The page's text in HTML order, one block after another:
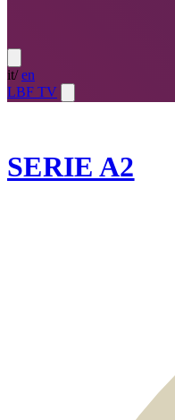
it/ en
LBF TV
SERIE A2